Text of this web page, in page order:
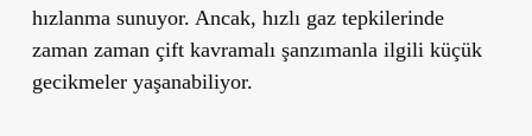
hızlanma sunuyor. Ancak, hızlı gaz tepkilerinde
zaman zaman çift kavramalı şanzımanla ilgili küçük
gecikmeler yaşanabiliyor.